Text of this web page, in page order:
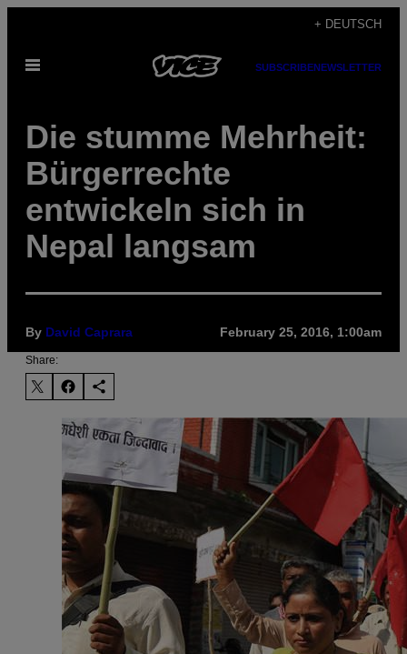
content
+ DEUTSCH
Open
SUBSCRIBENEWSLETTER
Die stumme Mehrheit:
Bürgerrechte
entwickeln sich in
Nepal langsam
By David Caprara February 25, 2016, 1:00am
Share: